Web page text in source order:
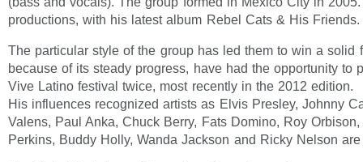
productions, with his latest album Rebel Cats & His Friends.
The particular style of the group has led them to win a solid
because of its steady progress, have had the opportunity to
Vive Latino festival twice, most recently in the 2012 edition.
His influences recognized artists as Elvis Presley, Johnny
Valens, Paul Anka, Chuck Berry, Fats Domino, Roy
Perkins, Buddy Holly, Wanda Jackson and Ricky Nelson